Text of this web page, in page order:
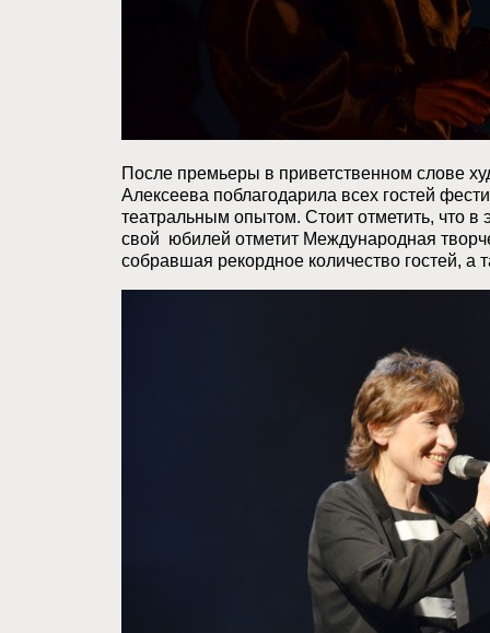
После премьеры в приветственном слове
Алексеева поблагодарила всех гостей
театральным опытом. Стоит отметить, что в
свой юбилей отметит Международная
собравшая рекордное количество гостей, а